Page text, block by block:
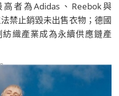
者為Adidas、Reebok與
禁止銷毀未出售衣物；德國
織產業成為永續供應鏈產